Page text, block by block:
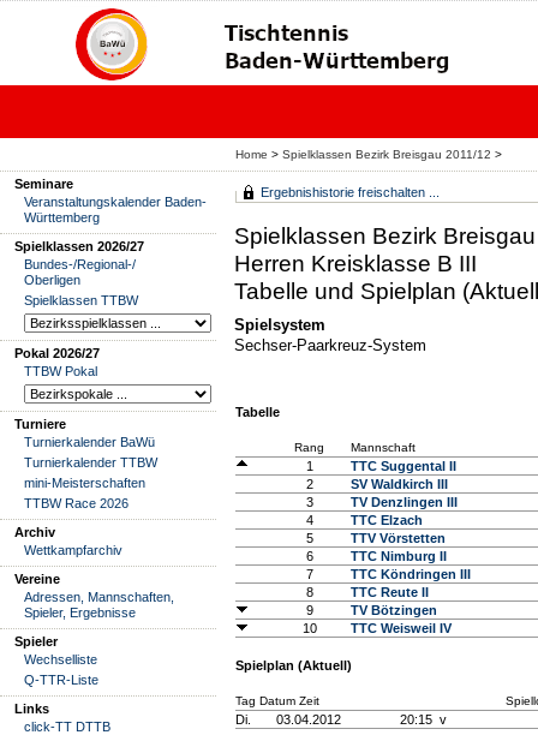
Home > Spielklassen Bezirk Breisgau 2011/12 >
Seminare
Veranstaltungskalender Baden-
Württemberg
Spielklassen 2026/27
Bundes-/Regional-/
Oberligen
Spielklassen TTBW
Pokal 2026/27
TTBW Pokal
Turniere
Turnierkalender BaWü
Turnierkalender TTBW
mini-Meisterschaften
TTBW Race 2026
Archiv
Wettkampfarchiv
Vereine
Adressen, Mannschaften,
Spieler, Ergebnisse
Spieler
Wechselliste
Q-TTR-Liste
Links
click-TT DTTB
Ergebnishistorie freischalten ...
Spielklassen Bezirk
Herren Kreisklasse B III
Tabelle und Spielplan
Spielsystem
Sechser-Paarkreuz-System
Tabelle
Rang Mannschaft
1
TTC Suggental II
2
SV Waldkirch III
3
TV Denzlingen III
4
TTC Elzach
5
TTV Vörstetten
6
TTC Nimburg II
7
TTC Köndringen III
8
TTC Reute II
9
TV Bötzingen
10
TTC Weisweil IV
Spielplan (Aktuell)
Tag Datum Zeit
Di. 03.04.2012 20:15 v